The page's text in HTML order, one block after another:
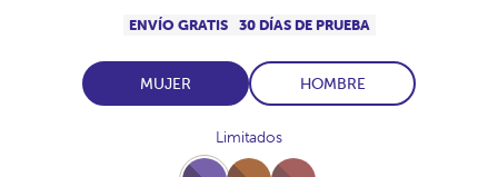
ENVÍO GRATIS 30 DÍAS DE PRUEBA
MUJER HOMBRE
Limitados